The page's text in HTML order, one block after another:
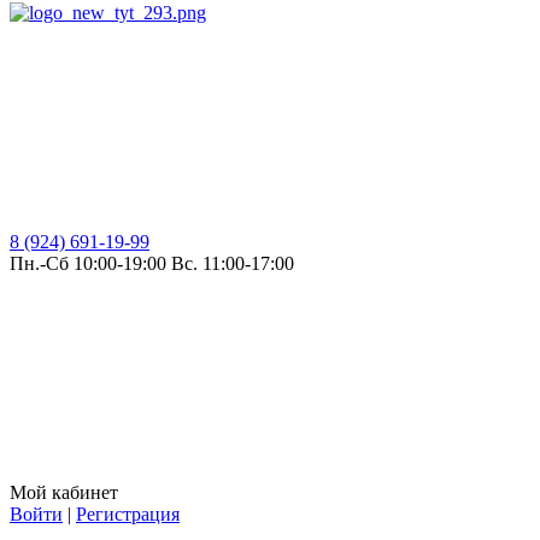
8 (924) 691-19-99
Пн.-Сб 10:00-19:00 Вс. 11:00-17:00
Мой кабинет
Войти | Регистрация